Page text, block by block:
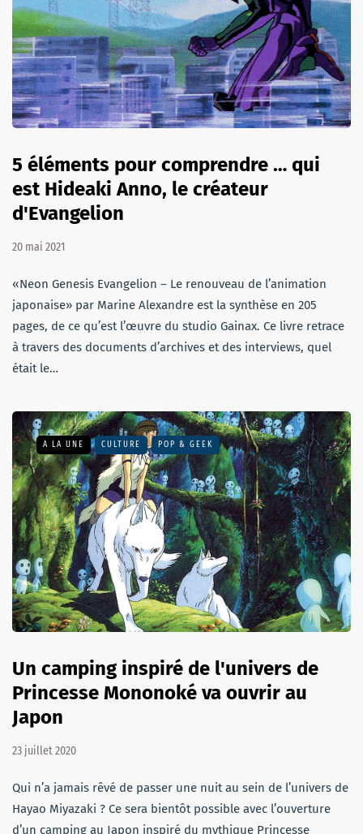
5 éléments pour comprendre … qui
est Hideaki Anno, le créateur
d'Evangelion
20 mai 2021
«Neon Genesis Evangelion – Le renouveau de l’animation
japonaise» par Marine Alexandre est la synthèse en 205
pages, de ce qu’est l’œuvre du studio Gainax. Ce livre retrace
à travers des documents d’archives et des interviews, quel
était le…
A LA UNE CULTURE POP & GEEK
Un camping inspiré de l'univers de
Princesse Mononoké va ouvrir au
Japon
23 juillet 2020
Qui n’a jamais rêvé de passer une nuit au sein de l’univers de
Hayao Miyazaki ? Ce sera bientôt possible avec l’ouverture
d’un camping au Japon inspiré du mythique Princesse